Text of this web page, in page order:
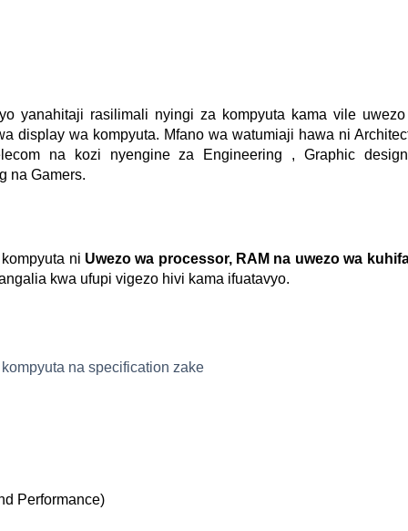
yanahitaji rasilimali nyingi za kompyuta kama vile
display wa kompyuta. Mfano wa watumiaji hawa ni
na kozi nyengine za Engineering , Graphic
na Gamers.
ni Uwezo wa processor, RAM na uwezo wa
kwa ufupi vigezo hivi kama ifuatavyo.
na specification zake
Performance)